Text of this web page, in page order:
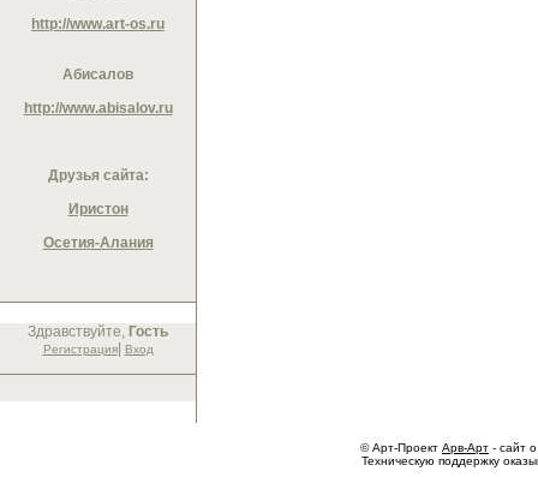
http://www.art-os.ru
Абисалов
http://www.abisalov.ru
Друзья сайта:
Иристон
Осетия-Алания
Здравствуйте, Гость
Регистрация| Вход
© Арт-Проект Арв-Арт - сайт
Техническую поддержку